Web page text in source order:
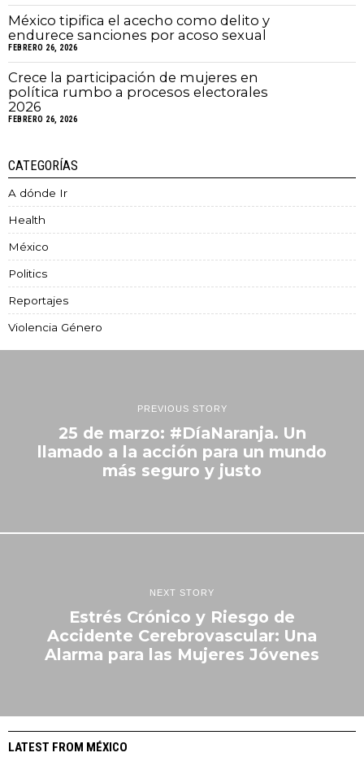
México tipifica el acecho como delito y
endurece sanciones por acoso sexual
FEBRERO 26, 2026
Crece la participación de mujeres en
política rumbo a procesos electorales
2026
FEBRERO 26, 2026
CATEGORÍAS
A dónde Ir
Health
México
Politics
Reportajes
Violencia Género
PREVIOUS STORY
25 de marzo: #DíaNaranja. Un
llamado a la acción para un mundo
más seguro y justo
NEXT STORY
Estrés Crónico y Riesgo de
Accidente Cerebrovascular: Una
Alarma para las Mujeres Jóvenes
LATEST FROM MÉXICO